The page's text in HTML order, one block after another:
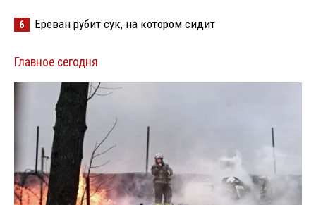
6 Ереван рубит сук, на котором сидит
Главное сегодня